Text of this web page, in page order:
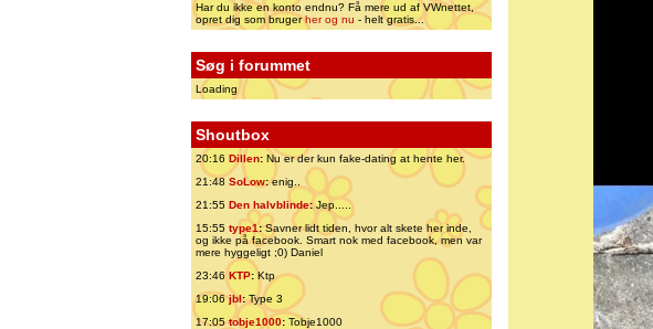
Har du ikke en konto endnu? Få mere ud af VWnettet,
opret dig som brugerher og nu - helt gratis...
Søg i forummet
Loading
Shoutbox
20:16 Dillen: Nu er der kun fake-dating at hente her.
21:48 SoLow:enig..
21:55 Den halvblinde:Jep.....
15:55 type1:Savner lidt tiden, hvor alt skete her inde,
og ikke på facebook. Smart nok med facebook, men var
mere hyggeligt ;0) Daniel
23:46 KTP:Ktp
19:06jbl:Type 3
17:05tobje1000: Tobje1000